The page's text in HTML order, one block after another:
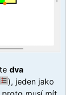
dva
), jeden jako